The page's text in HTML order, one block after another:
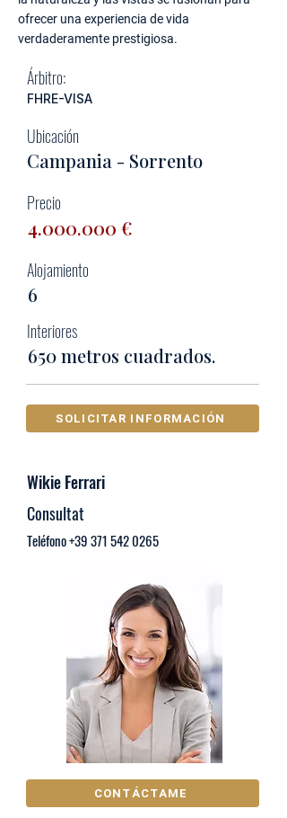
ofrecer una experiencia de vida
verdaderamente prestigiosa.
Árbitro:
FHRE-VISA
Ubicación
Campania - Sorrento
Precio
4.000.000 €
Alojamiento
6
Interiores
650 metros cuadrados.
SOLICITAR INFORMACIÓN
Wikie Ferrari
Consultat
Teléfono+39 371 542 0265
CONTÁCTAME